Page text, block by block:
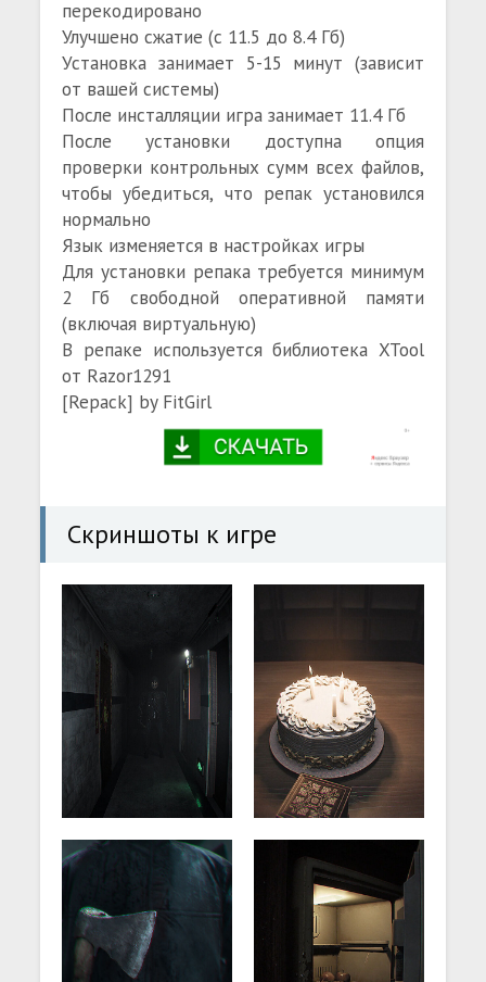
перекодировано
Улучшено сжатие (с 11.5 до 8.4 Гб)
Установка занимает 5-15 минут (зависит
от вашей системы)
После инсталляции игра занимает 11.4 Гб
После установки доступна опция
проверки контрольных сумм всех файлов,
чтобы убедиться, что репак установился
нормально
Язык изменяется в настройках игры
Для установки репака требуется минимум
2 Гб свободной оперативной памяти
(включая виртуальную)
В репаке используется библиотека XTool
от Razor1291
[Repack] by FitGirl
Скриншоты к игре